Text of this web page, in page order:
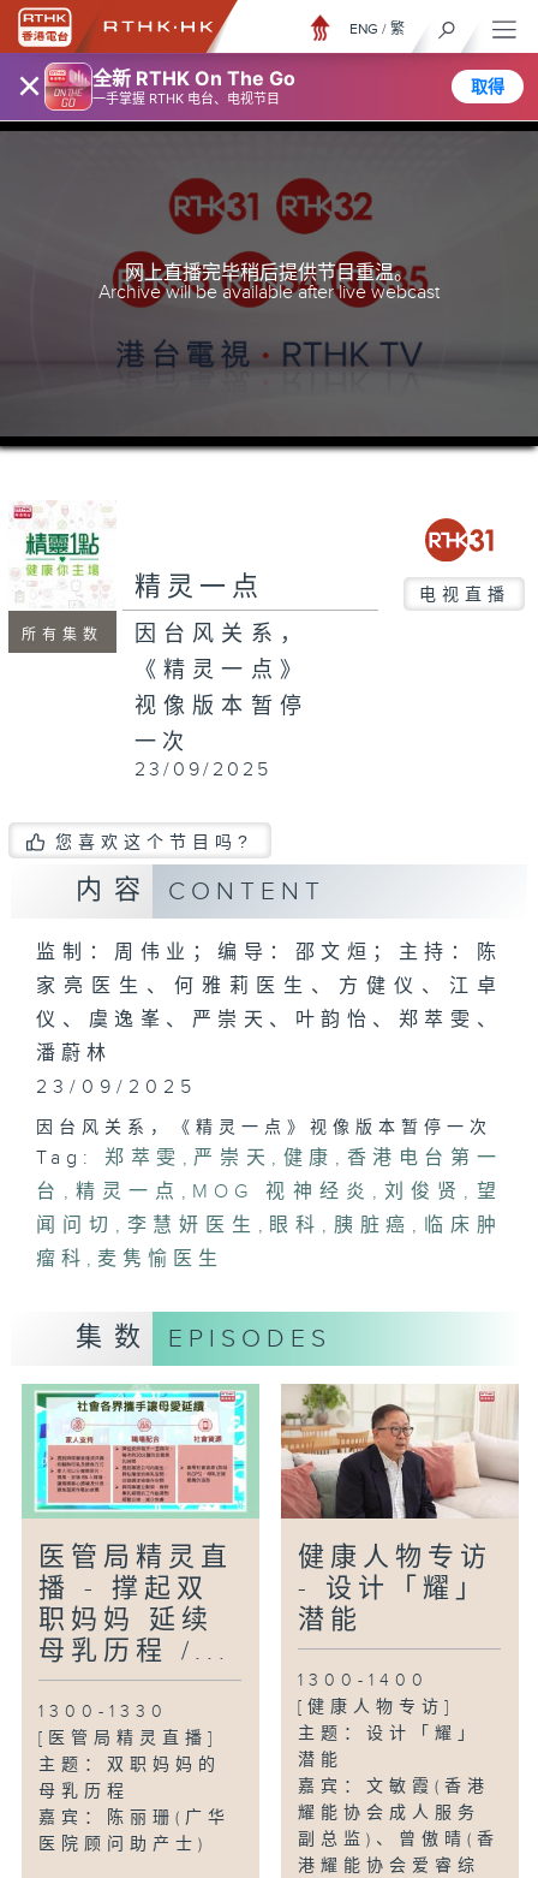
× 全新 RTHK On The Go
一手掌握 RTHK 电台、电视节目
取得
ENG / 繁
网上直播完毕稍后提供节目重温。
Archive will be available after live webcast
所有集数
精灵一点 电视直播
因台风关系，
《精灵一点》
视像版本暂停
一次
23/09/2025
您喜欢这个节目吗?
内容 CONTENT
监制：周伟业；编导：邵文烜；主持：陈
家亮医生、何雅莉医生、方健仪、江卓
仪、虞逸峯、严崇天、叶韵怡、郑萃雯、
潘蔚林
23/09/2025
因台风关系，《精灵一点》视像版本暂停一次
Tag: 郑萃雯 , 严崇天 , 健康 , 香港电台第一
台 , 精灵一点 , MOG 视神经炎 , 刘俊贤 , 望
闻问切 , 李慧妍医生 , 眼科 , 胰脏癌 , 临床肿
瘤科 ,麦隽愉医生
集数 EPISODES
医管局精灵直
播 - 撑起双
职妈妈 延续
母乳历程 /...
1300-1330
[医管局精灵直播]
主题：双职妈妈的
母乳历程
嘉宾：陈丽珊(广华
医院顾问助产士)
健康人物专访
- 设计「耀」
潜能
1300-1400
[健康人物专访]
主题：设计「耀」
潜能
嘉宾：文敏霞(香港
耀能协会成人服务
副总监)、曾傲晴(香
港耀能协会爱睿综